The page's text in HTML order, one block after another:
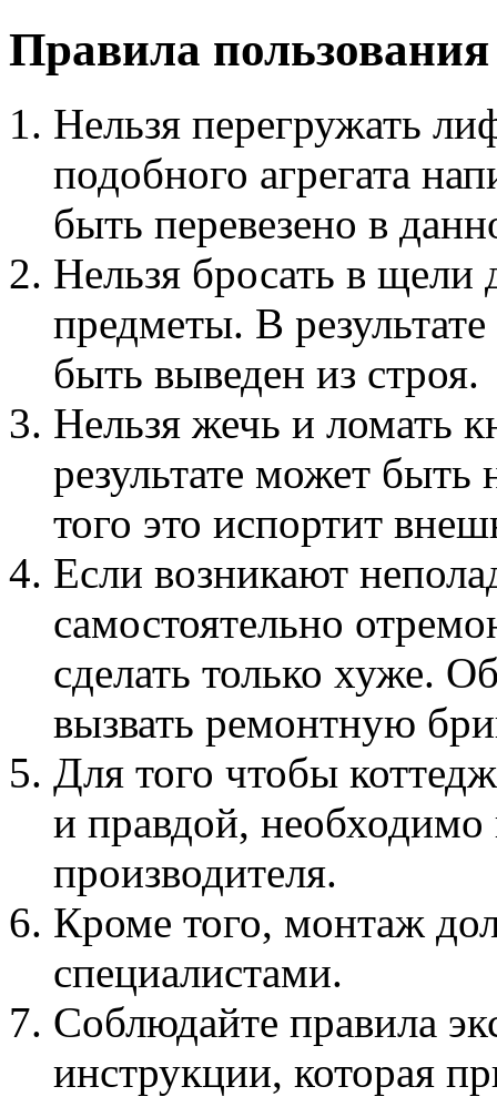
Правила
Нельзя перегружать
подобного агрегата
быть перевезено в
Нельзя бросать в щели
предметы. В
быть выведен из строя.
Нельзя жечь и ломать
результате может
того это испортит
Если возникают
самостоятельно
сделать только хуже.
вызвать ремонтную
Для того чтобы
и правдой, необходимо
производителя.
Кроме того, монтаж
специалистами.
Соблюдайте правила
инструкции, которая